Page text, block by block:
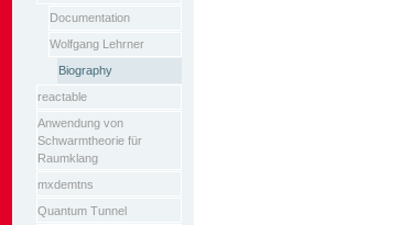
Documentation
Wolfgang Lehrner
Biography
reactable
Anwendung von
Schwarmtheorie für
Raumklang
mxdemtns
Quantum Tunnel